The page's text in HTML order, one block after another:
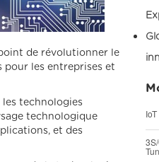
de révolutionner le
pour les entreprises et
technologies
technologique
et des